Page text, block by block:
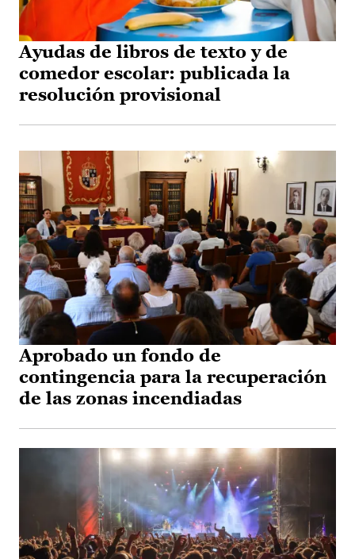
Ayudas de libros de texto y de
comedor escolar: publicada la
resolución provisional
Aprobado un fondo de
contingencia para la recuperación
de las zonas incendiadas